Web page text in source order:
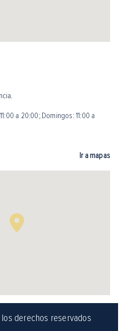
a 20:00; Domingos: 11:00 a
Ir a mapas
los derechos reservados